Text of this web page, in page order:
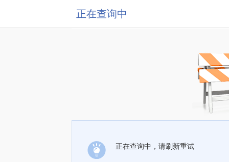
正在查询中
正在查询中，请刷新重试